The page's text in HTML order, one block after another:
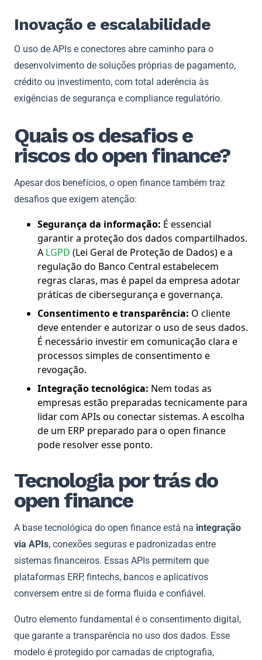
Inovação e escalabilidade
O uso de APIs e conectores abre caminho para o
desenvolvimento de soluções próprias de pagamento,
crédito ou investimento, com total aderência às
exigências de segurança e compliance regulatório.
Quais os desafios e
riscos do open finance?
Apesar dos benefícios, o open finance também traz
desafios que exigem atenção:
Segurança da informação: É essencial
garantir a proteção dos dados compartilhados.
A LGPD (Lei Geral de Proteção de Dados) e a
regulação do Banco Central estabelecem
regras claras, mas é papel da empresa adotar
práticas de cibersegurança e governança.
Consentimento e transparência: O cliente
deve entender e autorizar o uso de seus dados.
É necessário investir em comunicação clara e
processos simples de consentimento e
revogação.
Integração tecnológica: Nem todas as
empresas estão preparadas tecnicamente para
lidar com APIs ou conectar sistemas. A escolha
de um ERP preparado para o open finance
pode resolver esse ponto.
Tecnologia por trás do
open finance
A base tecnológica do open finance está na integração
via APIs, conexões seguras e padronizadas entre
sistemas financeiros. Essas APIs permitem que
plataformas ERP, fintechs, bancos e aplicativos
conversem entre si de forma fluida e confiável.
Outro elemento fundamental é o consentimento digital,
que garante a transparência no uso dos dados. Esse
modelo é protegido por camadas de criptografia,